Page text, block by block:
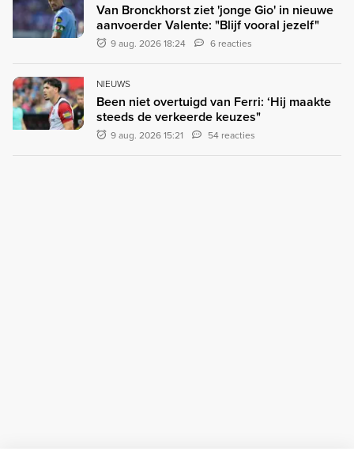
Van Bronckhorst ziet 'jonge Gio' in nieuwe
aanvoerder Valente: "Blijf vooral jezelf"
9 aug. 2026 18:24 6 reacties
NIEUWS
Been niet overtuigd van Ferri: ‘Hij maakte
steeds de verkeerde keuzes"
9 aug. 2026 15:21 54 reacties